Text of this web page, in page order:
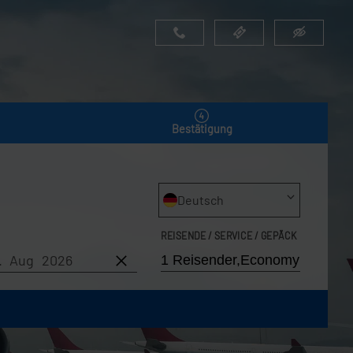
Bestätigung
Deutsch
Aug 2026
REISENDE / SERVICE / GEPÄCK